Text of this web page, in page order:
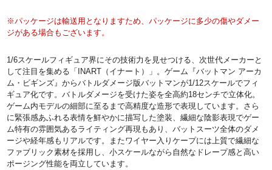
※パッケージは輸送用となりますため、パッケージに多少の傷やダメー
ジがある場合もございます。
1/6スケールフィギュア界にその技術力を見せつける、次世代メーカーと
して注目を集める「INART（イナート）」。ゲーム『バットマン アーカ
ム・ビギンズ』からバトルダメージ版バットマンが1/12スケールでフィ
ギュア化です。バトルダメージを受けた姿を全高約18センチで立体化。
ゲーム内モデルの細部に至るまで高精度な造形で表現しています。さら
に緊張感あふれる表情を鮮やかに描写した塗装、繊細な陰影表現でゲー
ム特有の雰囲気あるライティング再現もあり、バットスーツ全体のダメ
ージや経年感もリアルです。またワイヤー入りケープには上質で繊細な
ファブリック素材を採用し、小スケールながら自然なドレープ感と高い
ポージング性能を両立しています。